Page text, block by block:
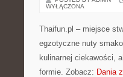
WYŁĄCZONA
Thaifun.pl – miejsce
egzotyczne nuty
kulinarnej ciekawości,
formie. Zobacz: Dania